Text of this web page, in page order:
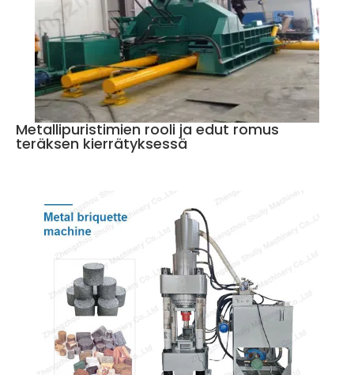
Metallipuristimien rooli ja edut romus
teräksen kierrätyksessä